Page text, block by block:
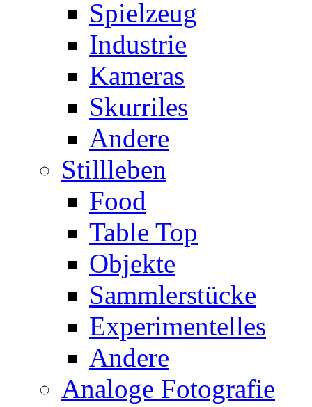
Spielzeug
Industrie
Kameras
Skurriles
Andere
Stillleben
Food
Table Top
Objekte
Sammlerstücke
Experimentelles
Andere
Analoge Fotografie